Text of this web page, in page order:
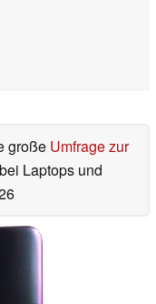
große Umfrage zur
Laptops und